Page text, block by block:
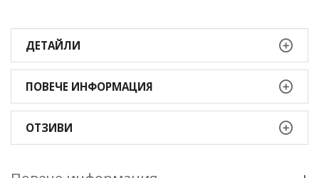
ДЕТАЙЛИ
ПОВЕЧЕ ИНФОРМАЦИЯ
ОТЗИВИ